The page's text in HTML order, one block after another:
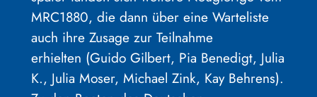
MRC1880, die dann über eine Warteliste
auch ihre Zusage zur Teilnahme
erhielten (Guido Gilbert, Pia Benedigt, Julia
K., Julia Moser, Michael Zink, Kay Behrens).